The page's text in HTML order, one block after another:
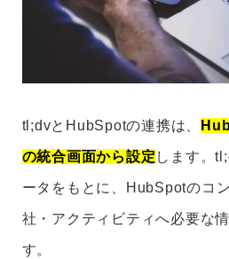
tl;dvとHubSpotの連携は、
の統合画面から設定 します。
ータをもとに、HubSpotのコ
社・アクティビティへ必要な
す。